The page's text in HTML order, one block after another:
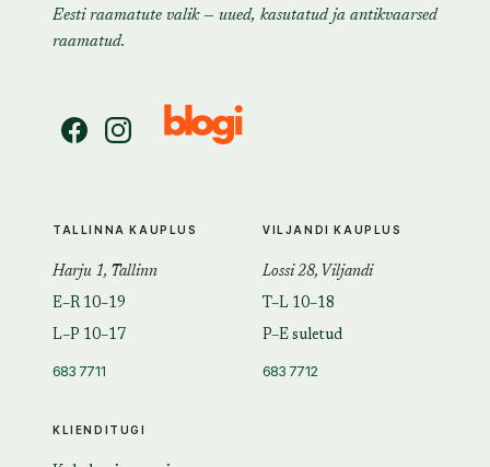
Eesti raamatute valik — uued, kasutatud ja antikvaarsed
raamatud.
KLIENDITUGI
TALLINNA KAUPLUS
Harju 1, Tallinn
E–R 10–19
L–P 10–17
683 7711
VILJANDI KAUPLUS
Lossi 28, Viljandi
T–L 10–18
P–E suletud
683 7712